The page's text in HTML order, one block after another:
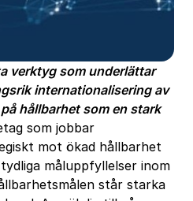
verktyg som underlättar
internationalisering av
hållbarhet som en stark
som jobbar
mot ökad hållbarhet
måluppfyllelser inom
står starka